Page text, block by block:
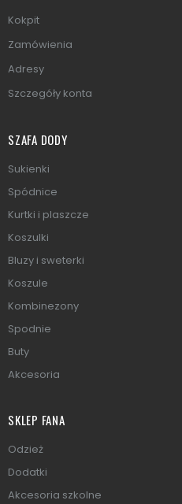
Kokpit
Zamówienia
Adresy
Szczegóły konta
SZAFA DODY
Sukienki
Spódnice
Kurtki i plaszcze
Koszulki
Bluzy i sweterki
Koszule
Kombinezony
Spodnie
Buty
Akcesoria
SKLEP FANA
Odzież
Dodatki
Akcesoria szkolne